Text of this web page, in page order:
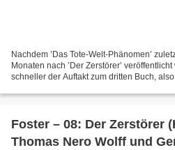
Nachdem ’Das Tote-Welt-Phänomen’
Monaten nach ’Der Zerstörer’
schneller der Auftakt zum dritten Buch,
Foster – 08: Der Zerstörer
Thomas Nero Wolff und